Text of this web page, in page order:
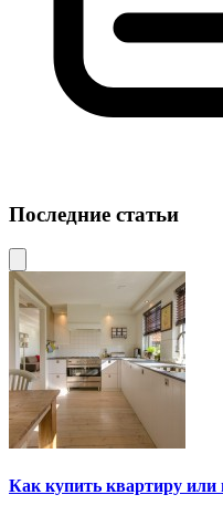
Последние статьи
Как купить квартиру или